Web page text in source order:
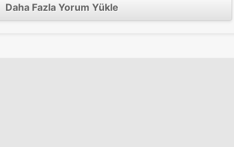
Daha Fazla Yorum Yükle